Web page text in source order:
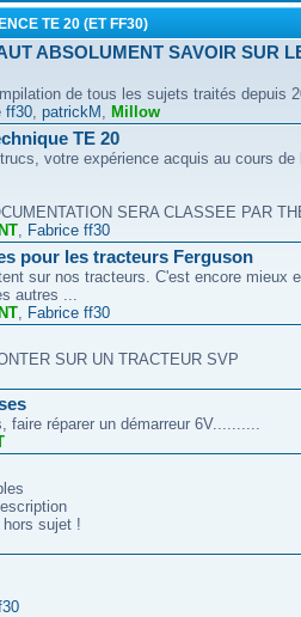
TE 20 (ET FF30)
ABSOLUMENT SAVOIR SUR
de tous les sujets traités depuis
ff30 patrickM Millow
TE 20
votre expérience acquis au cours de
SERA CLASSEE PAR
Fabrice ff30
pour les tracteurs Ferguson
sur nos tracteurs. C'est encore mieux
autres ...
Fabrice ff30
SUR UN TRACTEUR SVP
faire réparer un démarreur 6V..........
sujet !